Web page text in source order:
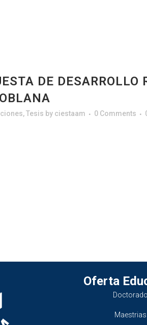
DE
,Tesis by ciestaam 0 Comments
Oferta
Doctorado
Maestrias